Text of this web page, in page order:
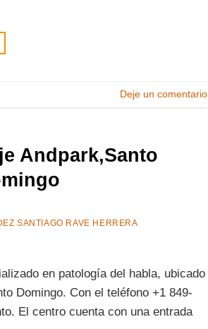
Deje un comentario
Andpark,Santo
SANTIAGO RAVE HERRERA
en patología del habla, ubicado
Domingo. Con el teléfono +1 849-
El centro cuenta con una entrada